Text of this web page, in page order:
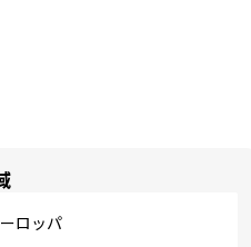
ロッパ